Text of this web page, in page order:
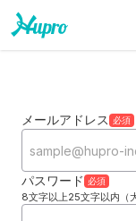
メールアドレス 必須
パスワード 必須
8文字以上25文字以内（